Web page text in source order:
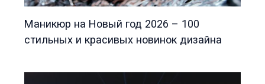
Маникюр на Новый год 2026 – 100
стильных и красивых новинок дизайна